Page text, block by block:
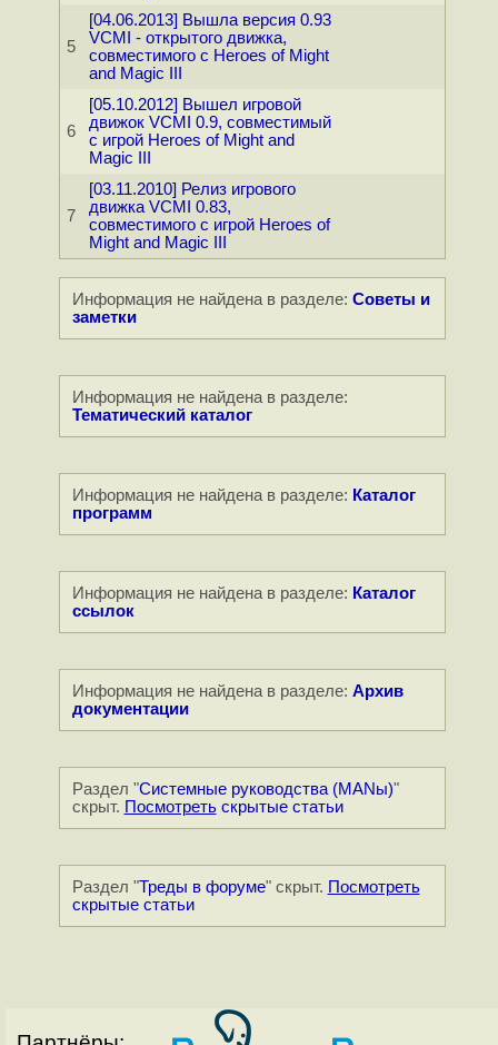
5
[04.06.2013] Вышла версия 0.93
VCMI - открытого движка,
совместимого с Heroes of Might
and Magic III
6
[05.10.2012] Вышел игровой
движок VCMI 0.9, совместимый
с игрой Heroes of Might and
Magic III
7
[03.11.2010] Релиз игрового
движка VCMI 0.83,
совместимого с игрой Heroes of
Might and Magic III
Информация не найдена в разделе: Советы и
заметки
Информация не найдена в разделе:
Тематический каталог
Информация не найдена в разделе: Каталог
программ
Информация не найдена в разделе: Каталог
ссылок
Информация не найдена в разделе: Архив
документации
Раздел "Системные руководства (MANы)"
скрыт. Посмотретьскрытые статьи
Раздел "Треды в форуме" скрыт. Посмотреть
скрытые статьи